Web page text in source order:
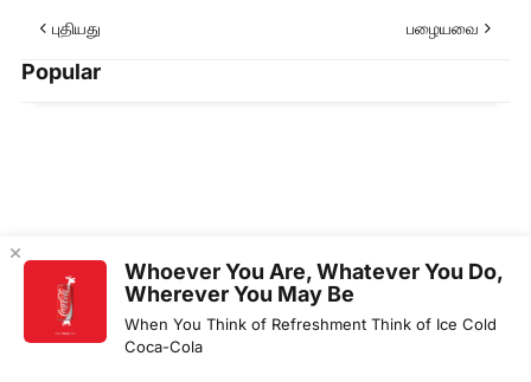
புதியது பழையவை
Popular
Whoever You Are, Whatever You Do,
Wherever You May Be
When You Think of Refreshment Think of Ice Cold
Coca-Cola